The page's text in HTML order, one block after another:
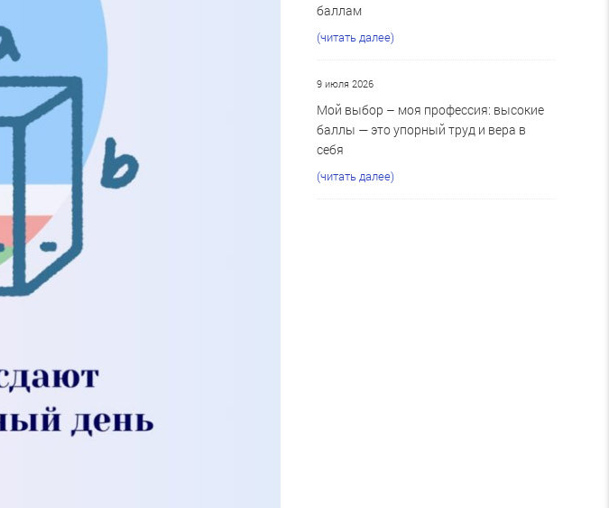
баллам
(читать далее)
9 июля 2026
Мой выбор – моя профессия: высокие
баллы — это упорный труд и вера в
себя
(читать далее)